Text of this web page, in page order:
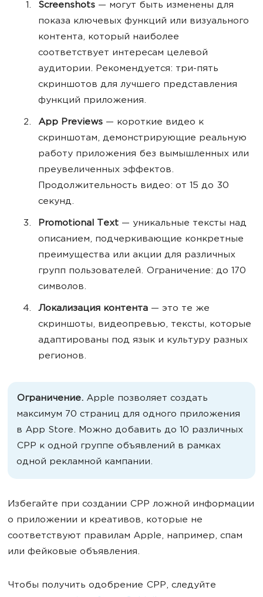
Screenshots — могут быть изменены для
показа ключевых функций или визуального
контента, который наиболее
соответствует интересам целевой
аудитории. Рекомендуется: три-пять
скриншотов для лучшего представления
функций приложения.
App Previews — короткие видео к
скриншотам, демонстрирующие реальную
работу приложения без вымышленных или
преувеличенных эффектов.
Продолжительность видео: от 15 до 30
секунд.
Promotional Text — уникальные тексты над
описанием, подчеркивающие конкретные
преимущества или акции для различных
групп пользователей. Ограничение: до 170
символов.
Локализация контента — это те же
скриншоты, видеопревью, тексты, которые
адаптированы под язык и культуру разных
регионов.
Ограничение. Apple позволяет создать
максимум 70 страниц для одного приложения
в App Store. Можно добавить до 10 различных
CPP к одной группе объявлений в рамках
одной рекламной кампании.
Избегайте при создании СРР ложной информации
о приложении и креативов, которые не
соответствуют правилам Apple, например, спам
или фейковые объявления.
Чтобы получить одобрение СРР, следуйте